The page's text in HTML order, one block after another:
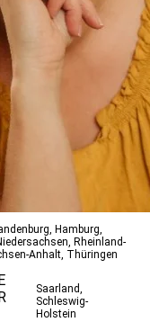
, Hamburg,
, Rheinland-
Anhalt, Thüringen
Saarland,
Schleswig-
Holstein